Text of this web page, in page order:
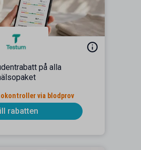
på alla
via blodprov
rabatten